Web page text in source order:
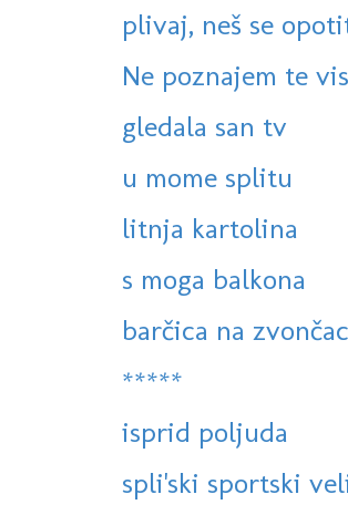
plivaj, neš se
Ne poznajem te
gledala san tv
u mome splitu
litnja kartolina
s moga balkona
barčica na
*****
isprid poljuda
spli'ski sportski